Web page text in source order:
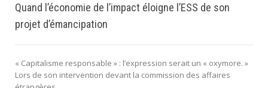
Quand l’économie de l’impact éloigne l’ESS de son
projet d’émancipation
« Capitalisme responsable » : l’expression serait un « oxymore. »
Lors de son intervention devant la commission des affaires